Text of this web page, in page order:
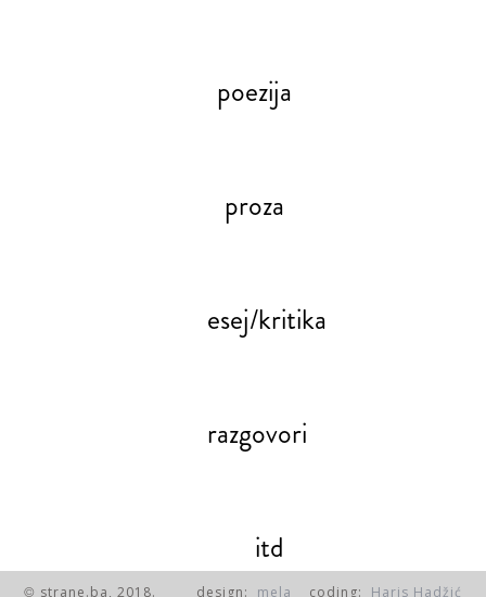
poezija
proza
esej/kritika
razgovori
itd
© strane.ba, 2018. design: mela coding: Haris Hadžić